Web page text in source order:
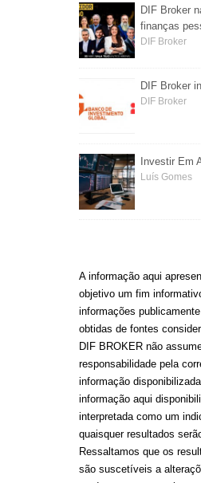
DIF Broker
finanças
DIF Broker
DIF Broker
DIF Broker
Investir Em
Luís Gomes
A informação aqui
objetivo um fim
informações
obtidas de fontes
DIF BROKER não
responsabilidade pela
informação
informação aqui
interpretada como um
quaisquer resultados
Ressaltamos que os
são suscetíveis a